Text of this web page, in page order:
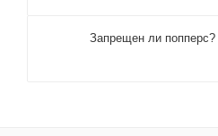
Запрещен ли попперс?